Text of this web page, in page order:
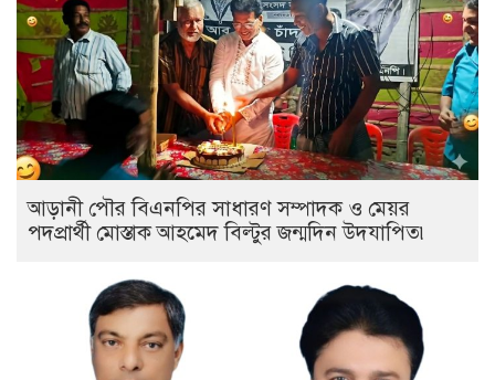
আড়ানী পৌর বিএনপির সাধারণ সম্পাদক ও মেয়র
পদপ্রার্থী মোস্তাক আহমেদ বিল্টুর জন্মদিন উদযাপিত৷